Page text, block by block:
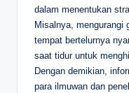
dalam menentukan
Misalnya, mengurangi
tempat bertelurnya
saat tidur untuk
Dengan demikian,
para ilmuwan dan